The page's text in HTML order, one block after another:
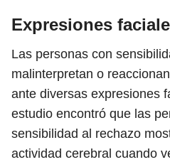
Expresiones
Las personas con
malinterpretan o
ante diversas expresiones
estudio encontró que las
sensibilidad al rechazo
actividad cerebral cuando